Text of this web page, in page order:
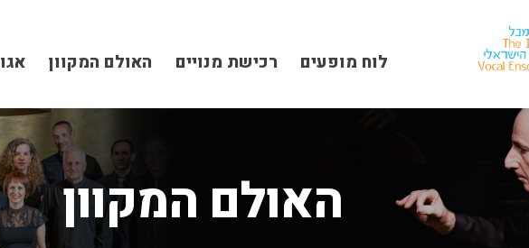
לוח מופעים רכישת מנויים האולם המקוון
האולם המקוון